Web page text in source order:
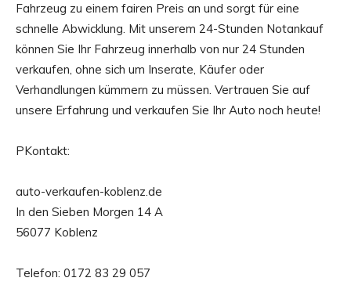
Fahrzeug zu einem fairen Preis an und sorgt für eine
schnelle Abwicklung. Mit unserem 24-Stunden Notankauf
können Sie Ihr Fahrzeug innerhalb von nur 24 Stunden
verkaufen, ohne sich um Inserate, Käufer oder
Verhandlungen kümmern zu müssen. Vertrauen Sie auf
unsere Erfahrung und verkaufen Sie Ihr Auto noch heute!
PKontakt:
auto-verkaufen-koblenz.de
In den Sieben Morgen 14 A
56077 Koblenz
Telefon: 0172 83 29 057